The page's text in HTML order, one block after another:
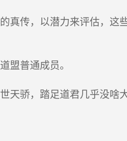
传，以潜力来评估，这
盟普通成员。
骄，踏足道君几乎没啥